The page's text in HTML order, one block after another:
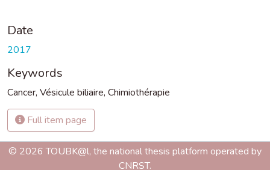
Date
2017
Keywords
Cancer, Vésicule biliaire, Chimiothérapie
Full item page
© 2026 TOUBK@l, the national thesis platform operated by
CNRST.